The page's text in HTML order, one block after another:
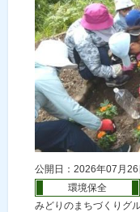
公開日：2026年07月26
環境保全
みどりのまちづくりグ